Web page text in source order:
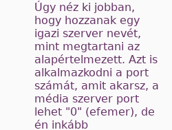
Úgy néz ki jobban,
hogy hozzanak egy
igazi szerver nevét,
mint megtartani az
alapértelmezett. Azt is
alkalmazkodni a port
számát, amit akarsz, a
média szerver port
lehet "0" (efemer), de
én inkább